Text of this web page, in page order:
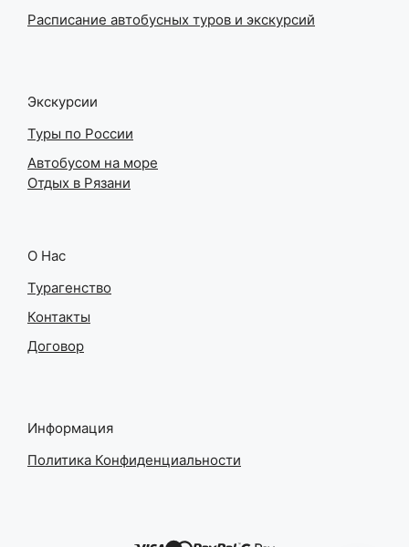
Расписание автобусных туров и экскурсий
Экскурсии
Туры по России
Автобусом на море
Отдых в Рязани
О Нас
Турагенство
Контакты
Договор
Информация
Политика Конфиденциальности